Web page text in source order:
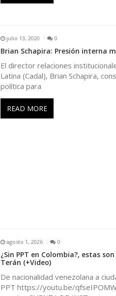
julio 13, 2020 0
Brian Schapira: Presión interna
El director relaciones
Latina (Cadal), Brian Schapira,
política para
READ MORE
agosto 1, 2026 0
¿Sin PPT en Colombia?, estas
Terán (+Video)
De nacionalidad venezolana a
PPT https://youtu.be/